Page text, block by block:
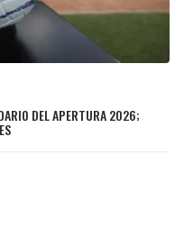
DEL APERTURA 2026;